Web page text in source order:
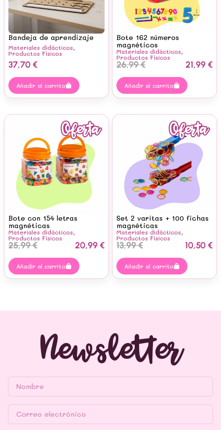
Bandeja de aprendizaje
Materiales didácticos,
Productos Físicos
37,70€
Añadir al carrito
Bote 162 números
magnéticos
Materiales didácticos,
Productos Físicos
26,99€ 21,99€
Añadir al carrito
Bote con 154 letras
magnéticas
Materiales didácticos,
Productos Físicos
25,99€ 20,99€
Añadir al carrito
Set 2 varitas + 100 fichas
magnéticas
Materiales didácticos,
Productos Físicos
13,99€ 10,50€
Añadir al carrito
Newsletter